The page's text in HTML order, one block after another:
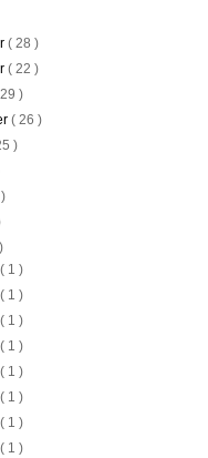
( 28 )
( 22 )
)
( 26 )
)
( 1 )
( 1 )
( 1 )
( 1 )
( 1 )
( 1 )
( 1 )
( 1 )